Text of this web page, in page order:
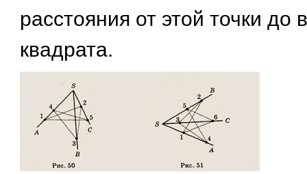
расстояния от этой точки до
квадрата.